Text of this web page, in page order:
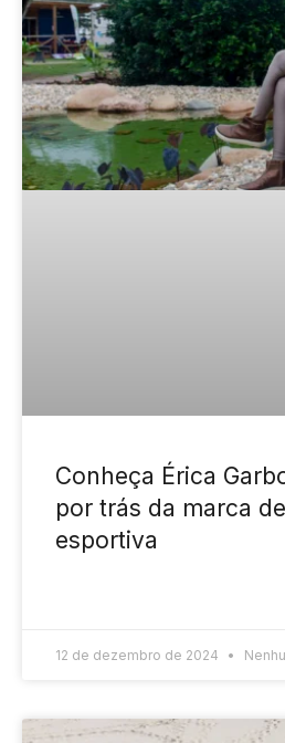
Conheça Érica
por trás da marca
esportiva
12 de dezembro de 2024